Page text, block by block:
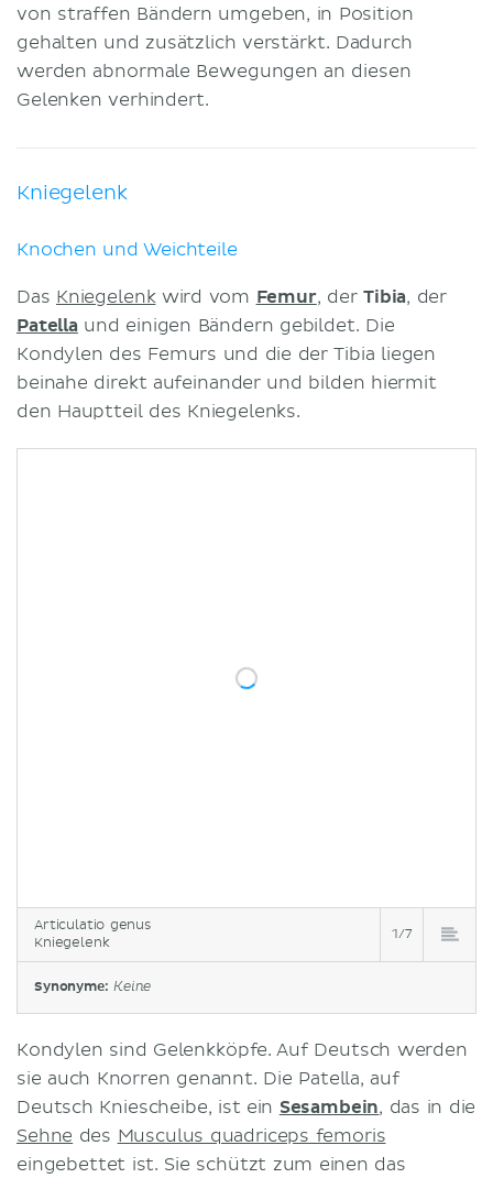
von straffen Bändern umgeben, in Position
gehalten und zusätzlich verstärkt. Dadurch
werden abnormale Bewegungen an diesen
Gelenken verhindert.
Kniegelenk
Knochen und Weichteile
Das Kniegelenkwird vom Femur, derTibia, der
Patella und einigen Bändern gebildet. Die
Kondylen des Femurs und die der Tibia liegen
beinahe direkt aufeinander und bilden hiermit
den Hauptteil des Kniegelenks.
Articulatio genus
Kniegelenk
1/7
Synonyme: Keine
Kondylen sind Gelenkköpfe. Auf Deutsch werden
sie auch Knorren genannt. Die Patella, auf
Deutsch Kniescheibe, ist ein Sesambein, das in die
Sehne des Musculus quadriceps femoris
eingebettet ist. Sie schützt zum einen das